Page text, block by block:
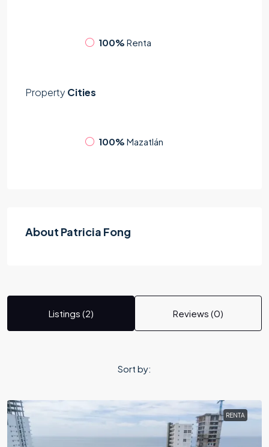
100% Renta
Property Cities
100% Mazatlán
About Patricia Fong
Listings (2) Reviews (0)
Sort by:
RENTA